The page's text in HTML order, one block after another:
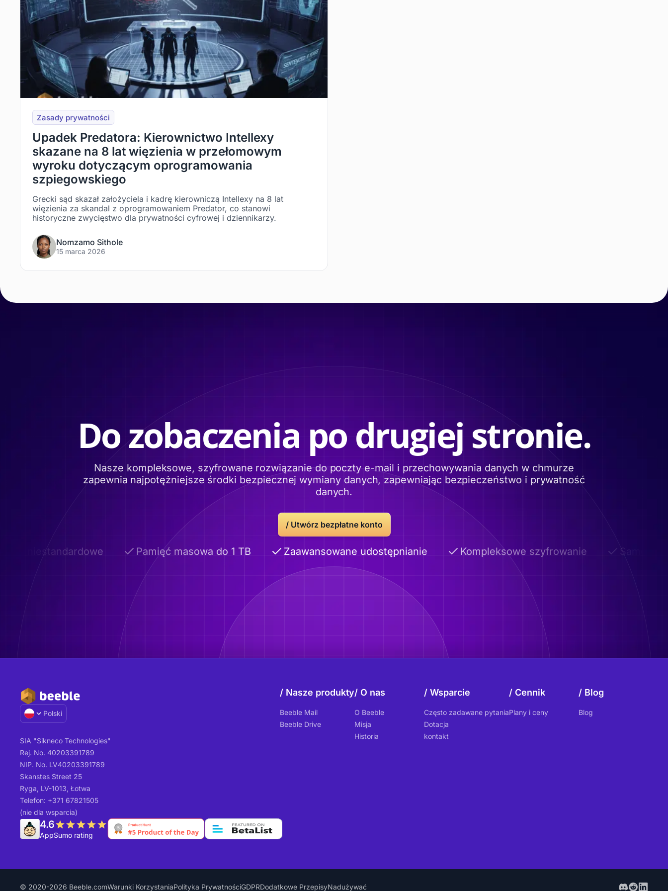
Zasady prywatności
Upadek Predatora: Kierownictwo Intellexy
skazane na 8 lat więzienia w przełomowym
wyroku dotyczącym oprogramowania
szpiegowskiego
Grecki sąd skazał założyciela i kadrę kierowniczą Intellexy na 8 lat
więzienia za skandal z oprogramowaniem Predator, co stanowi
historyczne zwycięstwo dla prywatności cyfrowej i dziennikarzy.
Nomzamo Sithole
15 marca 2026
Do zobaczenia po drugiej stronie.
Nasze kompleksowe, szyfrowane rozwiązanie do poczty e-mail i przechowywania danych w chmurze
zapewnia najpotężniejsze środki bezpiecznej wymiany danych, zapewniając bezpieczeństwo i prywatność
danych.
/ Utwórz bezpłatne konto
niestandardowe Pamięć masowa do 1 TB Zaawansowane udostępnianie Kompleksowe szyfrowanie
Polski
SIA "Sikneco Technologies"
Rej. No. 40203391789
NIP. No. LV40203391789
Skanstes Street 25
Ryga, LV-1013, Łotwa
Telefon: +371 67821505
(nie dla wsparcia)
Nasze produkty
Beeble Mail
Beeble Drive
O nas
O Beeble
Misja
Historia
Wsparcie
Często zadawane pytania
Dotacja
kontakt
Cennik
Plany i ceny
Blog
Blog
4.6
AppSumo rating
© 2020-2026 Beeble.comWarunki KorzystaniaPolityka PrywatnościGDPRDodatkowe PrzepisyNadużywać